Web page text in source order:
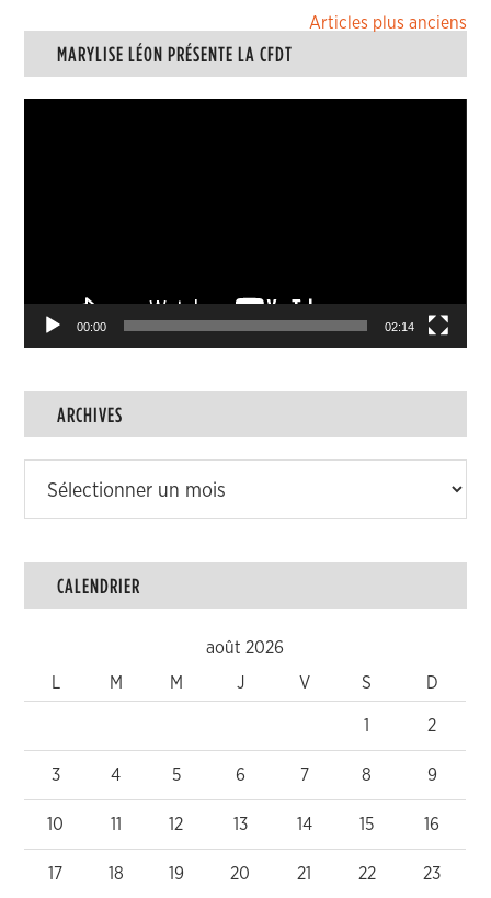
Navigation
des
articles
Articles plus anciens
MARYLISE LÉON PRÉSENTE LA CFDT
00:00 02:14
ARCHIVES
CALENDRIER
août 2026
M M J V S D
1 2
3 4 5 6 7 8 9
10 11 12 13 14 15 16
17 18 19 20 21 22 23